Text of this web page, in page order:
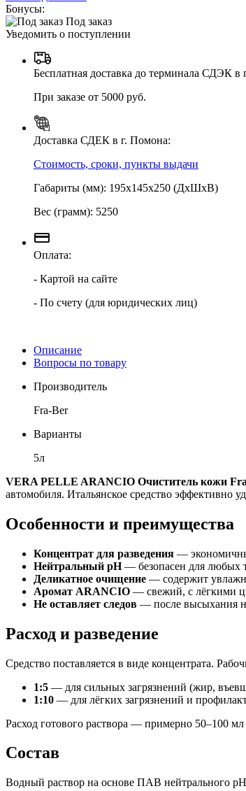
Бонусы:
Под заказ
Уведомить о поступлении
Бесплатная доставка до терминала СДЭК в
При заказе от 5000 руб.
Доставка СДЕК в г. Помона:
Стоимость, сроки, пункты выдачи
Габариты (мм): 195х145х250 (ДхШхВ)
Вес (грамм): 5250
Оплата:
- Картой на сайте
- По счету (для юридических лиц)
Описание
Вопросы по товару
Производитель
Fra-Ber
Варианты
5л
VERA PELLE ARANCIO Очиститель кожи
автомобиля. Итальянское средство эффективно
Особенности и преимущества
Концентрат для разведения —
Нейтральный pH— безопасен для любых
Деликатное очищение — содержит
Аромат ARANCIO — свежий, с лёгкими
Не оставляет следов — после высыхания
Расход и разведение
Средство поставляется в виде концентрата.
1:5 — для сильных загрязнений (жир,
1:10 — для лёгких загрязнений и
Расход готового раствора — примерно 50–100 мл
Состав
Водный раствор на основе ПАВ нейтрального